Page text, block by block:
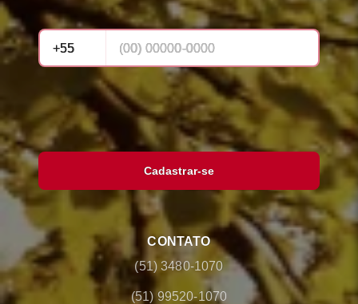
Cadastrar-se
CONTATO
(51) 3480-1070
(51) 99520-1070